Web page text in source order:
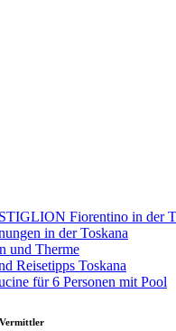
Fiorentino in der
in der Toskana
und Therme
Reisetipps Toskana
für 6 Personen mit Pool